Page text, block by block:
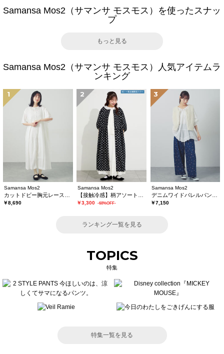
Samansa Mos2（サマンサ モスモス）を使ったスナッ
プ
もっと見る
Samansa Mos2（サマンサ モスモス）人気アイテムラ
ンキング
1
Samansa Mos2
￥8,690
2
Samansa Mos2
￥3,300 -60%OFF-
3
Samansa Mos2
￥7,150
ランキング一覧を見る
TOPICS
特集
特集一覧を見る